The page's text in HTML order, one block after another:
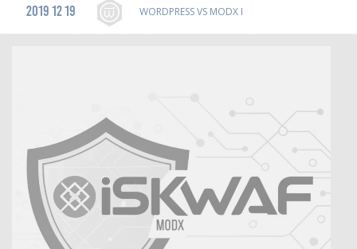
2019 12 19 WORDPRESS VS MODX I